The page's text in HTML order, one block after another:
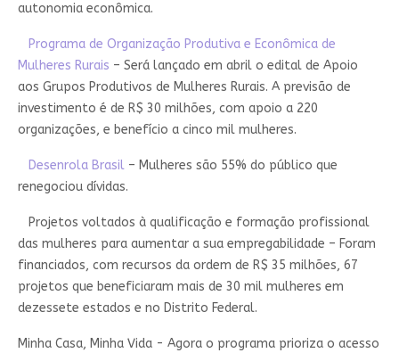
autonomia econômica.
Programa de Organização Produtiva e Econômica de
Mulheres Rurais – Será lançado em abril o edital de Apoio
aos Grupos Produtivos de Mulheres Rurais. A previsão de
investimento é de R$ 30 milhões, com apoio a 220
organizações, e benefício a cinco mil mulheres.
Desenrola Brasil– Mulheres são 55% do público que
renegociou dívidas.
Projetos voltados à qualificação e formação profissional
das mulheres para aumentar a sua empregabilidade – Foram
financiados, com recursos da ordem de R$ 35 milhões, 67
projetos que beneficiaram mais de 30 mil mulheres em
dezessete estados e no Distrito Federal.
Minha Casa, Minha Vida - Agora o programa prioriza o acesso